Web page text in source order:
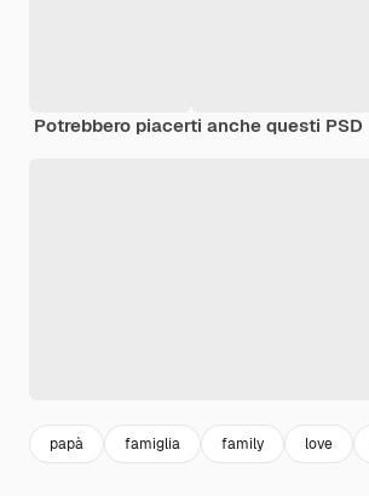
Potrebbero piacerti anche questi PSD
papà famiglia family love